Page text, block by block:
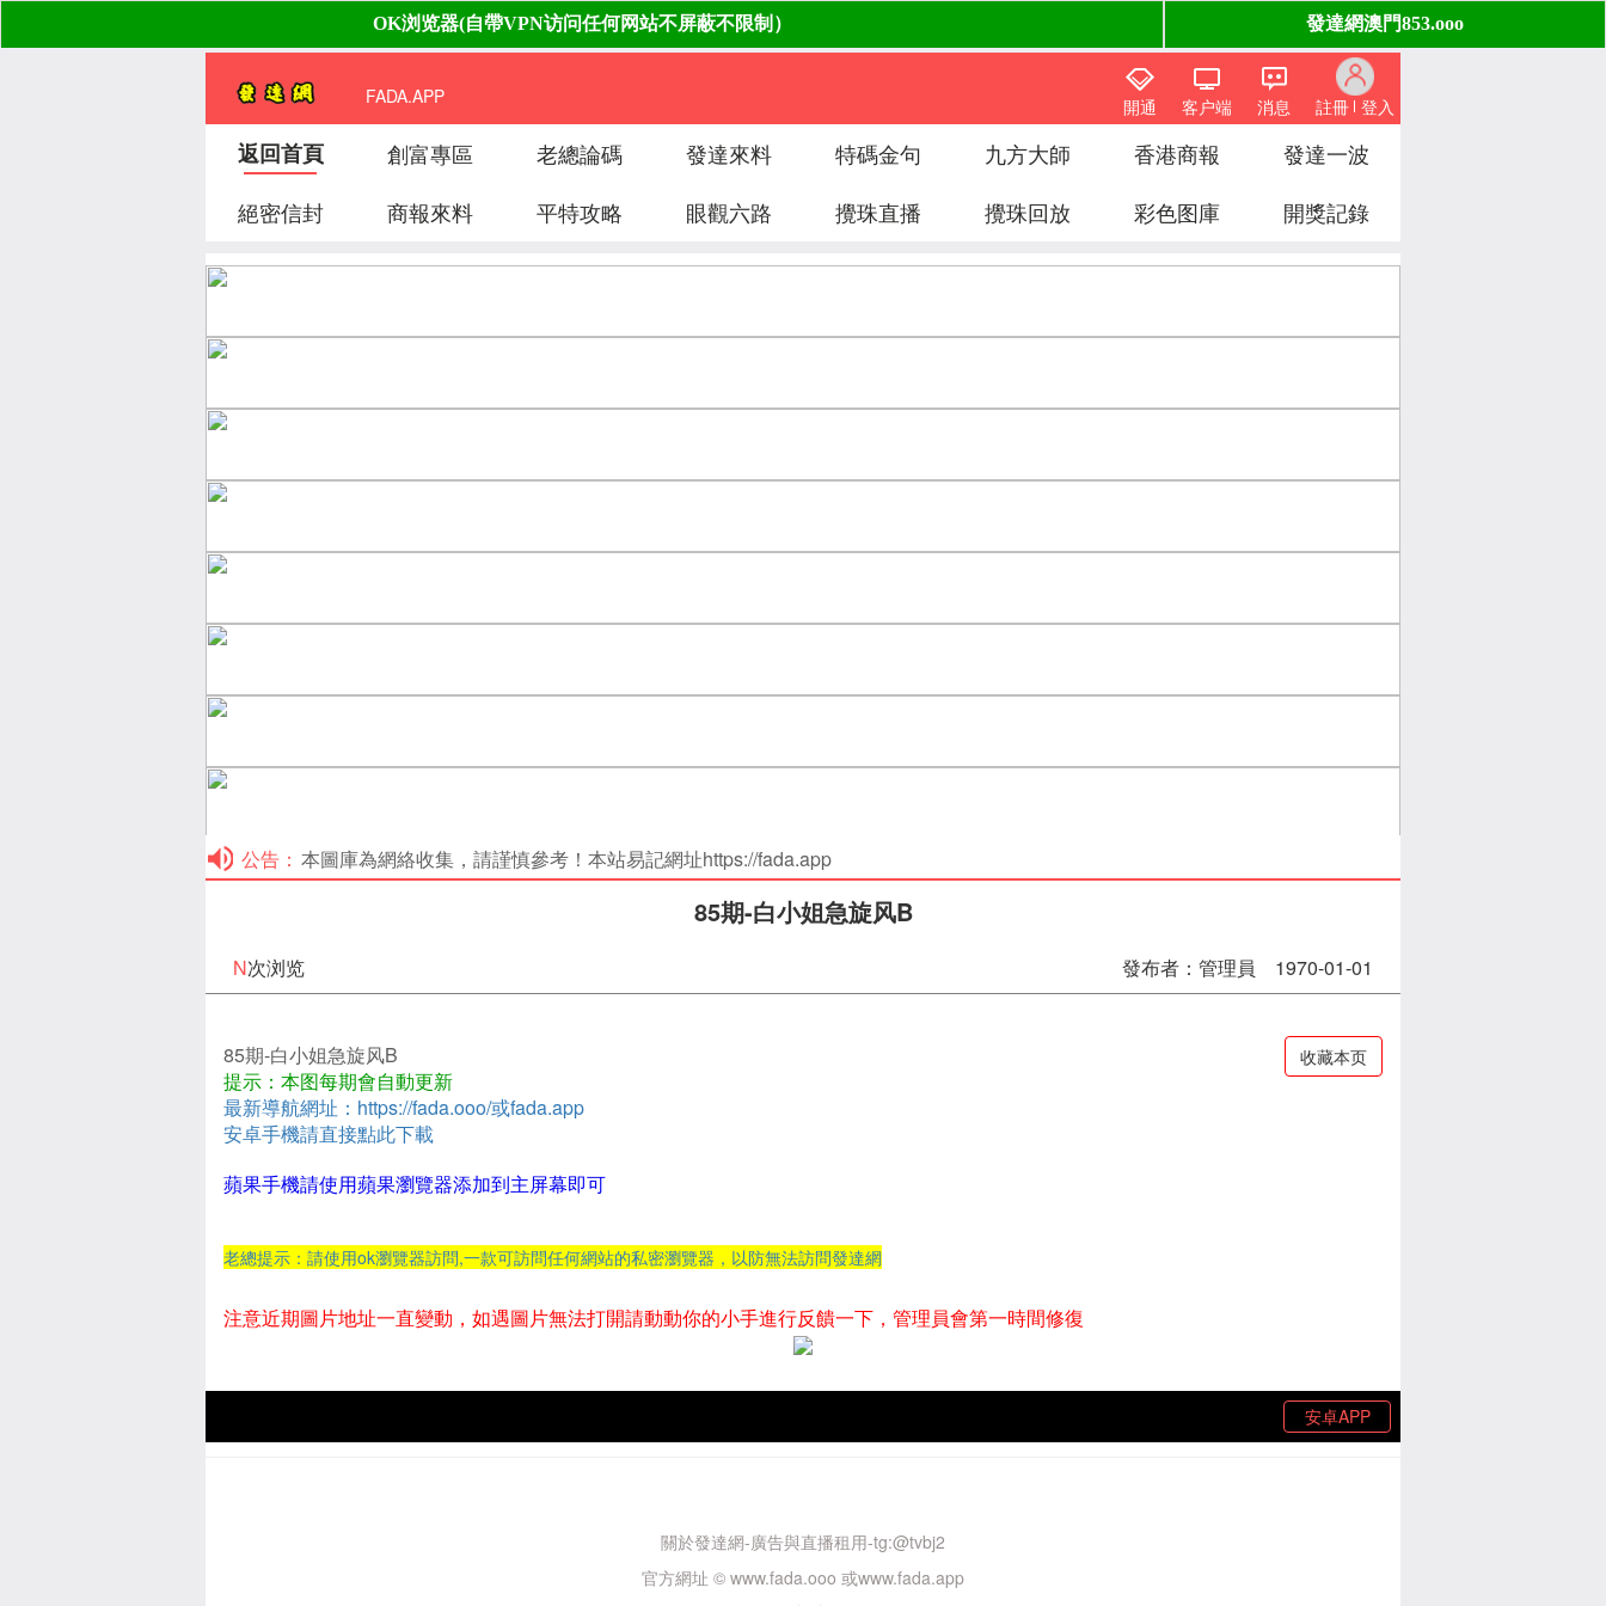
FADA.APP 註冊 登入
消息
客户端
開通
返回首頁 創富專區 老總論碼 發達來料 特碼金句 九方大師 香港商報
發達一波
絕密信封
商報來料 平特攻略 眼觀六路 攪珠直播 攪珠回放 彩色图庫 開獎記錄
公告： 本圖庫為網絡收集，請謹慎參考！本站易記網址https://fada.app
85期-白小姐急旋风B
N次浏览 發布者：管理員 1970-01-01
85期-白小姐急旋风B 收藏本页
提示：本图每期會自動更新
最新導航網址：https://fada.ooo/或fada.app
安卓手機請直接點此下載
蘋果手機請使用蘋果瀏覽器添加到主屏幕即可
老總提示：請使用ok瀏覽器訪問,一款可訪問任何網站的私密瀏覽器，以防無法訪問發達網
注意近期圖片地址一直變動，如遇圖片無法打開請動動你的小手進行反饋一下，管理員會第一時間修復
安卓APP
關於發達網-廣告與直播租用-tg:@tvbj2
官方網址 © www.fada.ooo 或www.fada.app